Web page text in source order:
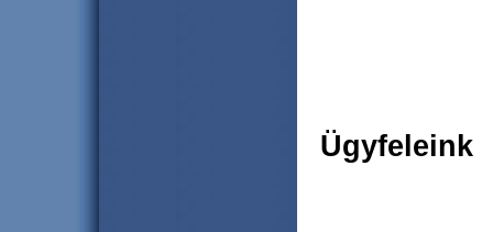
Ügyfeleink